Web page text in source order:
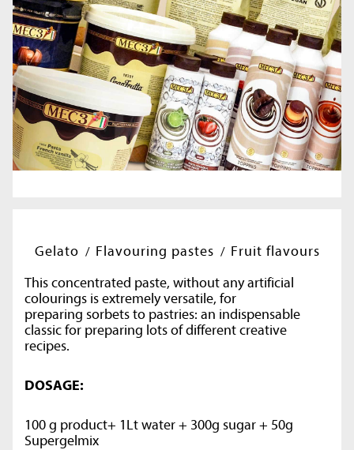
Gelato Flavouring pastes
Fruit flavours
This concentrated paste, without any artificial
colourings is extremely versatile, for
preparing sorbets to pastries: an indispensable
classic for preparing lots of different creative
recipes.
DOSAGE:
100 g product+ 1Lt water + 300g sugar + 50g
Supergelmix